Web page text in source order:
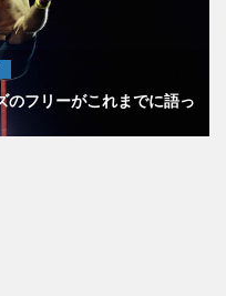
のフリーがこれまでに語っ